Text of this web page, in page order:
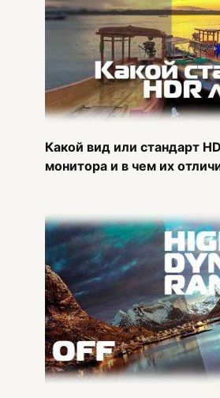
Какой вид или стандарт
монитора и в чем их